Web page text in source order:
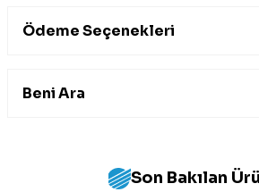
Ödeme Seçenekleri
Beni Ara
Son Bakılan